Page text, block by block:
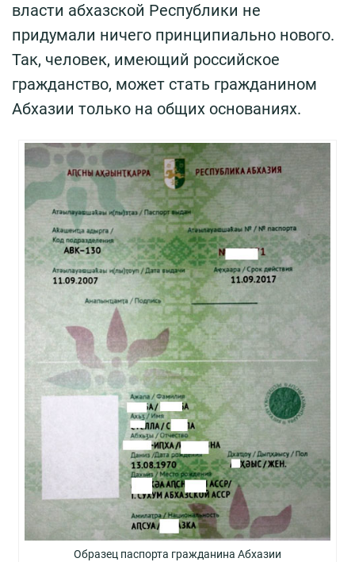
власти абхазской Республики не
придумали ничего принципиально нового.
Так, человек, имеющий российское
гражданство, может стать гражданином
Абхазии только на общих основаниях.
Образец паспорта гражданина Абхазии